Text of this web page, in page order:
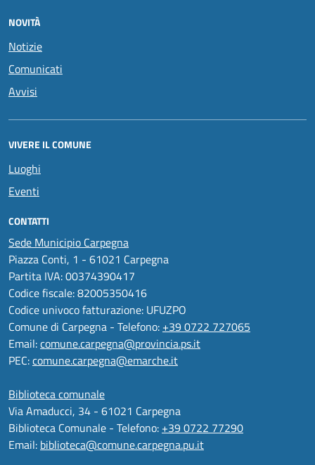
NOVITÀ
Notizie
Comunicati
Avvisi
VIVERE IL COMUNE
Luoghi
Eventi
CONTATTI
Sede Municipio Carpegna
Piazza Conti, 1 - 61021 Carpegna
Partita IVA: 00374390417
Codice fiscale: 82005350416
Codice univoco fatturazione: UFUZPO
Comune di Carpegna - Telefono: +39 0722 727065
Email:comune.carpegna@provincia.ps.it
PEC:comune.carpegna@emarche.it
Biblioteca comunale
Via Amaducci, 34 - 61021 Carpegna
Biblioteca Comunale - Telefono: +39 0722 77290
Email: biblioteca@comune.carpegna.pu.it